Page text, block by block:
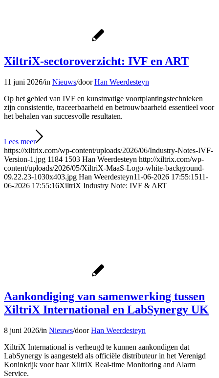
XiltriX-sectoroverzicht: IVF en ART
11 juni 2026/in Nieuws/doorHan Weerdesteyn
Op het gebied van IVF en kunstmatige voortplantingstechnieken
zijn consistentie, traceerbaarheid en betrouwbaarheid essentieel voor
het behalen van succesvolle resultaten.
Lees meer
https://xiltrix.com/wp-content/uploads/2026/06/Industry-Notes-IVF-
Version-1.jpg 1184 1503 Han Weerdesteyn http://xiltrix.com/wp-
content/uploads/2026/05/XiltriX-MaaS-Logo-white-background-
09.22.23-1030x403.jpg Han Weerdesteyn11-06-2026 17:55:1511-
06-2026 17:55:16XiltriX Industry Note: IVF & ART
Aankondiging van samenwerking tussen
XiltriX International en LabSynergy UK
8 juni 2026/in Nieuws/doorHan Weerdesteyn
XiltriX International is verheugd te kunnen aankondigen dat
LabSynergy is aangesteld als officiële distributeur in het Verenigd
Koninkrijk voor haar XiltriX Real-time Monitoring and Alarm
Service.